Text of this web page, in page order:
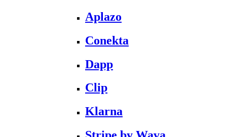
Aplazo
Conekta
Dapp
Clip
Klarna